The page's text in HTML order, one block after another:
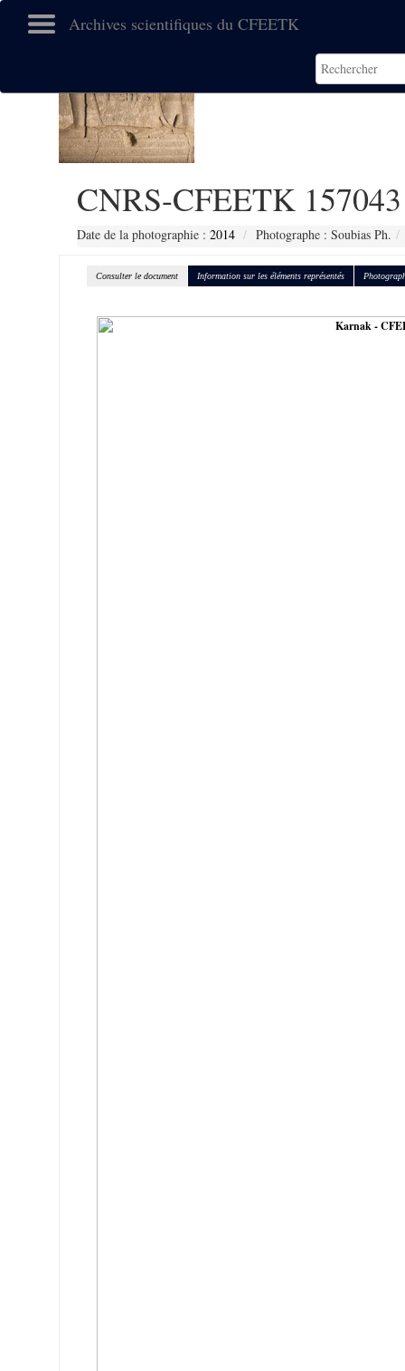
Archives scientifiques du CFEETK
CNRS-CFEETK 157043
Date de la photographie : 2014 Photographe : Soubias Ph.
Consulter le document Information sur les éléments représentés